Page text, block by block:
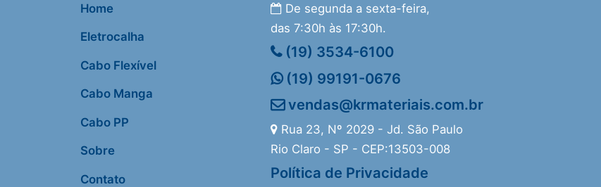
Home
Eletrocalha
Cabo Flexível
Cabo Manga
Cabo PP
Sobre
Contato
De segunda a sexta-feira,
das 7:30h às 17:30h.
(19) 3534-6100
(19) 99191-0676
vendas@krmateriais.com.br
Rua 23, Nº 2029 - Jd. São Paulo
Rio Claro - SP - CEP:13503-008
Política de Privacidade